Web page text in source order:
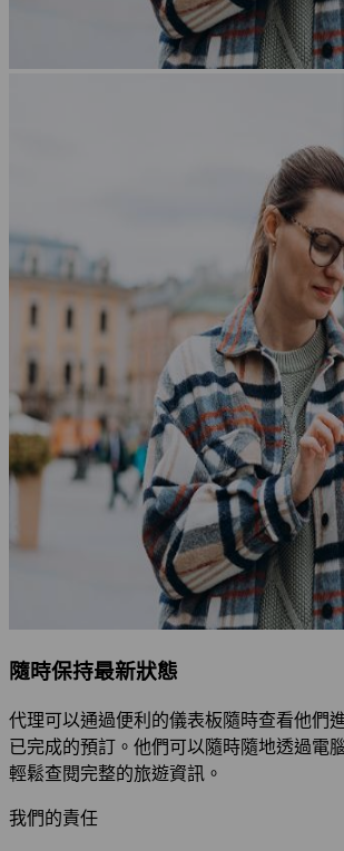
隨時保持最新狀態
代理可以通過便利的儀表板隨時查看他們
已完成的預訂。他們可以隨時隨地透過電
輕鬆查閱完整的旅遊資訊。
我們的責任